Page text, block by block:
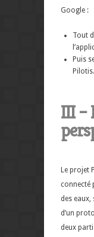
Google :
Tout
Puis
Pilotis.
III –
Le projet
connecté
des eaux,
d’un
deux